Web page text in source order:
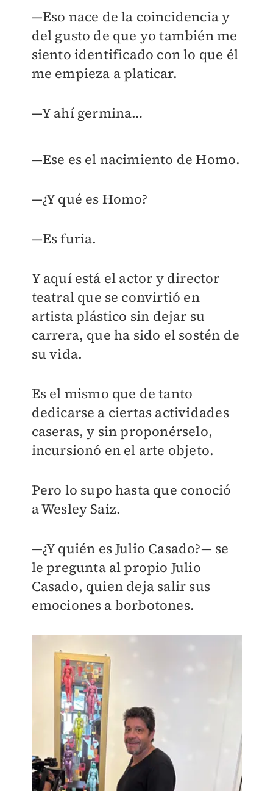
—Eso nace de la coincidencia y
del gusto de que yo también me
siento identificado con lo que él
me empieza a platicar.
—Y ahí germina…
—Ese es el nacimiento de Homo.
—¿Y qué es Homo?
—Es furia.
Y aquí está el actor y director
teatral que se convirtió en
artista plástico sin dejar su
carrera, que ha sido el sostén de
su vida.
Es el mismo que de tanto
dedicarse a ciertas actividades
caseras, y sin proponérselo,
incursionó en el arte objeto.
Pero lo supo hasta que conoció
a Wesley Saiz.
—¿Y quién es Julio Casado?— se
le pregunta al propio Julio
Casado, quien deja salir sus
emociones a borbotones.